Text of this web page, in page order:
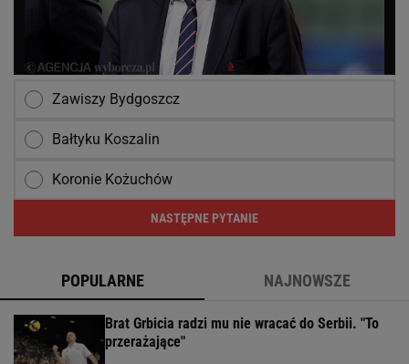
Zawiszy Bydgoszcz
Bałtyku Koszalin
Koronie Kożuchów
NASTĘPNE PYTANIE
POPULARNE NAJNOWSZE
Brat Grbicia radzi mu nie wracać do Serbii. "To
przerażające"